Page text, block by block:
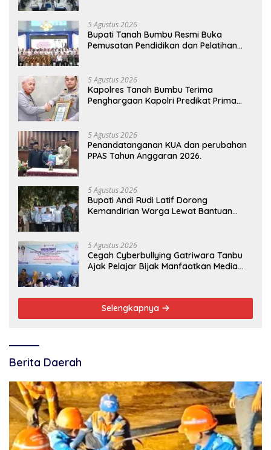
5 Agustus 2026
Bupati Tanah Bumbu Resmi Buka
Pemusatan Pendidikan dan Pelatihan
5 Agustus 2026
Kapolres Tanah Bumbu Terima
Penghargaan Kapolri Predikat Prima
5 Agustus 2026
Penandatanganan KUA dan perubahan
PPAS Tahun Anggaran 2026.
5 Agustus 2026
Bupati Andi Rudi Latif Dorong
Kemandirian Warga Lewat Bantuan
5 Agustus 2026
Cegah Cyberbullying Gatriwara Tanbu
Ajak Pelajar Bijak Manfaatkan Media
Selengkapnya
Berita Daerah